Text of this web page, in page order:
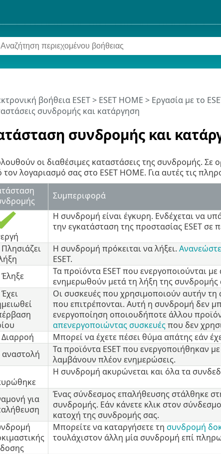
συνδρομής και
βοήθεια ESET> ESET HOME > Εργασία με το
συνδρομής και κατάργηση
οι διαθέσιμες καταστάσεις της συνδρομής. Σε
τον λογαριασμό σας στο ESET HOME. Για αυτές τις
Συμπεριφορά
Η συνδρομή είναι έγκυρη. Ενδέχεται να
την εγκατάσταση της προστασίας ESET σε
Πλησιάζει
Η συνδρομή πρόκειται να λήξει.
ESET.
Έληξε
Τα προϊόντα ESET που ενεργοποιούνται
ενημερωθούν μετά τη λήξη της συνδρομής
Έχει
Οι συσκευές που χρησιμοποιούν αυτήν τη
που επιτρέπονται. Αυτή η συνδρομή δεν
ενεργοποίηση οποιουδήποτε άλλου
απενεργοποιώντας συσκευέςπου δεν
Διαρροή Μπορεί να έχετε πέσει θύμα απάτης εάν
αναστολή
Τα προϊόντα ESET που ενεργοποιήθηκαν
λαμβάνουν πλέον ενημερώσεις.
Η συνδρομή ακυρώνεται και όλα τα
για
Ένας σύνδεσμος επαλήθευσης στάλθηκε
συνδρομής. Εάν κάνετε κλικ στον
κατοχή της συνδρομής σας.
Μπορείτε να καταργήσετε τη συνδρομή
τουλάχιστον άλλη μία συνδρομή επί